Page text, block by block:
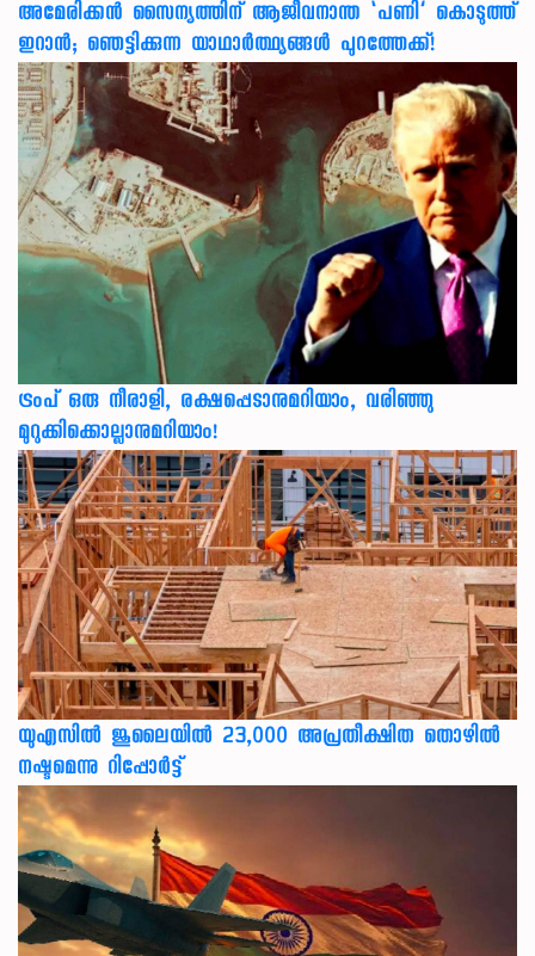
അമേരിക്കൻ സൈന്യത്തിന് ആജീവനാന്ത ‘പണി’ കൊടുത്ത്
ഇറാൻ; ഞെട്ടിക്കുന്ന യാഥാർത്ഥ്യങ്ങൾ പുറത്തേക്ക്!
ട്രംപ് ഒരു നീരാളി, രക്ഷപ്പെടാനുമറിയാം, വരിഞ്ഞു
മുറുക്കിക്കൊല്ലാനുമറിയാം!
യുഎസില്‍ ജൂലൈയില്‍ 23,000 അപ്രതീക്ഷിത തൊഴില്‍
നഷ്ടമെന്നു റിപ്പോര്‍ട്ട്